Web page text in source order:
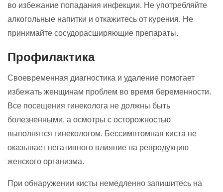
во избежание попадания инфекции. Не употребляйте
алкогольные напитки и откажитесь от курения. Не
принимайте сосудорасширяющие препараты.
Профилактика
Своевременная диагностика и удаление помогает
избежать женщинам проблем во время беременности.
Все посещения гинеколога не должны быть
болезненными, а осмотры с осторожностью
выполнятся гинекологом. Бессимптомная киста не
оказывает негативного влияние на репродукцию
женского организма.
При обнаружении кисты немедленно запишитесь на